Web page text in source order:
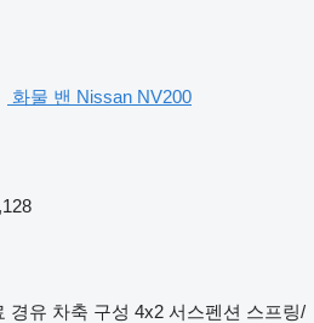
화물 밴 Nissan NV200
경유 차축 구성 4x2 서스펜션 스프링/